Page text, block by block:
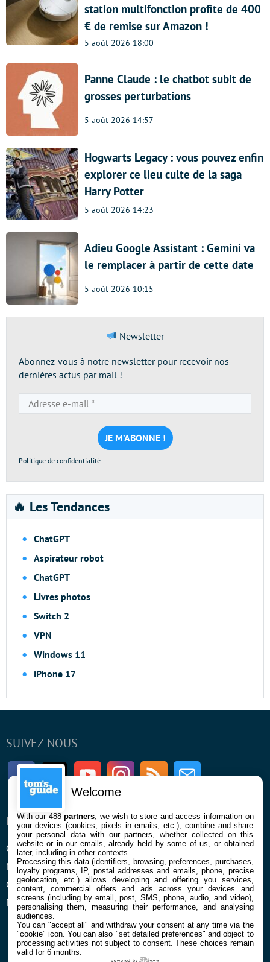
station multifonction profite de 400
€ de remise sur Amazon !
5 août 2026 18:00
Panne Claude : le chatbot subit de
grosses perturbations
5 août 2026 14:57
Hogwarts Legacy : vous pouvez enfin
explorer ce lieu culte de la saga
Harry Potter
5 août 2026 14:23
Adieu Google Assistant : Gemini va
le remplacer à partir de cette date
5 août 2026 10:15
Newsletter
Abonnez-vous à notre newsletter pour recevoir nos
dernières actus par mail !
e-
mail
*
Politique de confidentialité
🔥 Les Tendances
ChatGPT
Aspirateur robot
ChatGPT
Livres photos
Switch 2
VPN
Windows 11
iPhone 17
SUIVEZ-NOUS
FacebookTwitter Youtube InstagramRSS Newsletter
ENTREPRISE
Qui sommes nous
Mentions légales et CGU
Confidentialité et Cookies
Préférences cookies
À PROPOS
La rédaction
Contact
Welcome
With our 488partners , we wish to store and access information on
your devices (cookies, pixels in emails, etc.), combine and share
your personal data with our partners, whether collected on this
website or in our emails, already held by some of us, or obtained
later, including in other contexts.
Processing this data (identifiers, browsing, preferences, purchases,
loyalty programs, IP, postal addresses and emails, phone, precise
geolocation, etc.) allows developing and offering you services,
content, commercial offers and ads across your devices and
screens (including by email, post, SMS, phone, audio, and video),
personalising them, measuring their performance, and analysing
audiences.
You can "accept all" and withdraw your consent at any time via the
"cookie" icon. You can also "set detailed preferences" and object to
processing activities not subject to consent. These choices remain
valid for 6 months.
powered by